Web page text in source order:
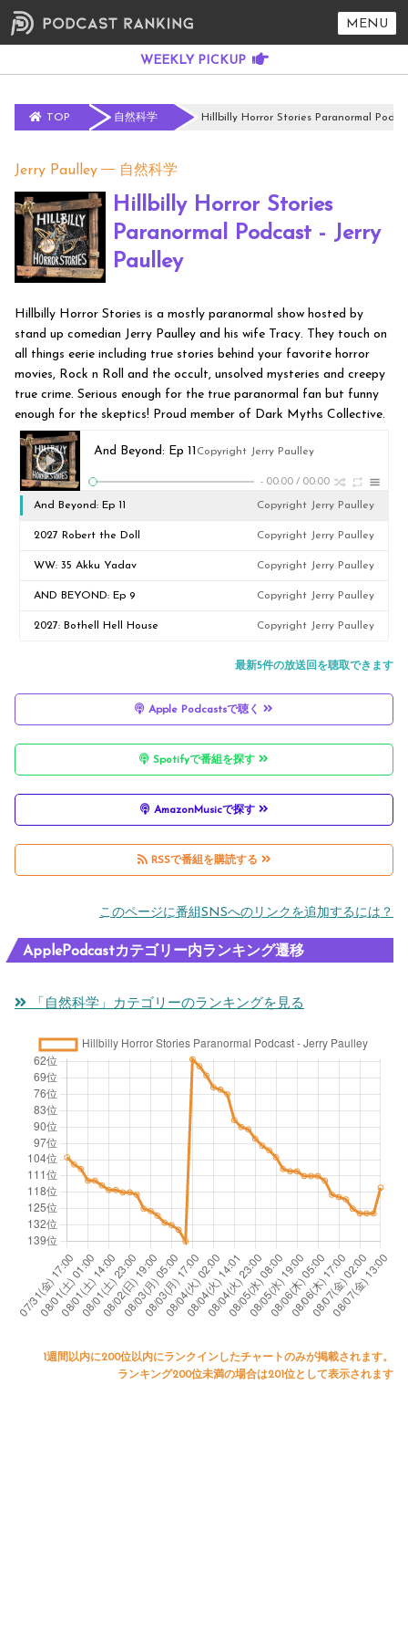
MENU
TOP 自然科学 Hillbilly Horror Stories Paranormal
Jerry Paulley 自然科学
Hillbilly Horror Stories
Paranormal Podcast - Jerry
Paulley
Hillbilly Horror Stories is a mostly paranormal show hosted by
stand up comedian Jerry Paulley and his wife Tracy. They touch on
all things eerie including true stories behind your favorite horror
movies, Rock n Roll and the occult, unsolved mysteries and creepy
true crime. Serious enough for the true paranormal fan but funny
enough for the skeptics! Proud member of Dark Myths Collective.
And Beyond: Ep 11 Copyright Jerry Paulley
- 00:00 / 00:00
And Beyond: Ep 11 Copyright Jerry Paulley
2027 Robert the Doll Copyright Jerry Paulley
WW: 35 Akku Yadav Copyright Jerry Paulley
AND BEYOND: Ep 9 Copyright Jerry Paulley
2027: Bothell Hell House Copyright Jerry Paulley
最新5件の放送回を聴取できます
Apple Podcastsで聴く
Spotifyで番組を探す
AmazonMusicで探す
RSSで番組を購読する
このページに番組SNSへのリンクを追加するには？
ApplePodcastカテゴリー内ランキング遷移
「自然科学」カテゴリーのランキングを見る
1週間以内に200位以内にランクインしたチャートのみが掲載されます。
ランキング200位未満の場合は201位として表示されます